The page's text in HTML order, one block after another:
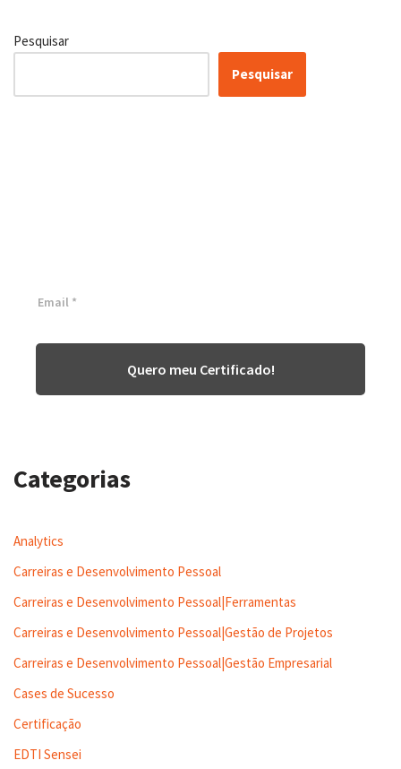
Pesquisar
Pesquisar
Quero meu Certificado!
Categorias
Analytics
Carreiras e Desenvolvimento Pessoal
Carreiras e Desenvolvimento Pessoal|Ferramentas
Carreiras e Desenvolvimento Pessoal|Gestão de Projetos
Carreiras e Desenvolvimento Pessoal|Gestão Empresarial
Cases de Sucesso
Certificação
EDTI Sensei